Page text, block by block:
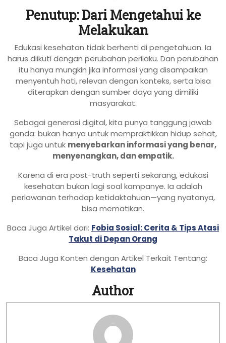
Penutup: Dari Mengetahui ke
Melakukan
Edukasi kesehatan tidak berhenti di pengetahuan. Ia
harus diikuti dengan perubahan perilaku. Dan perubahan
itu hanya mungkin jika informasi yang disampaikan
menyentuh hati, relevan dengan konteks, serta bisa
diterapkan dengan sumber daya yang dimiliki
masyarakat.
Sebagai generasi digital, kita punya tanggung jawab
ganda: bukan hanya untuk mempraktikkan hidup sehat,
tapi juga untuk menyebarkan informasi yang benar,
menyenangkan, dan empatik.
Karena di era post-truth seperti sekarang, edukasi
kesehatan bukan lagi soal kampanye. Ia adalah
perlawanan terhadap ketidaktahuan—yang nyatanya,
bisa mematikan.
Baca Juga Artikel dari: Fobia Sosial: Cerita & Tips Atasi
Takut di Depan Orang
Baca Juga Konten dengan Artikel Terkait Tentang:
Kesehatan
Author